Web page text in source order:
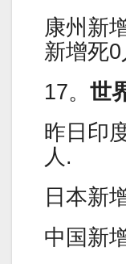
康州新
新增死0
17。 世
昨日印
人.
日本新
中国新